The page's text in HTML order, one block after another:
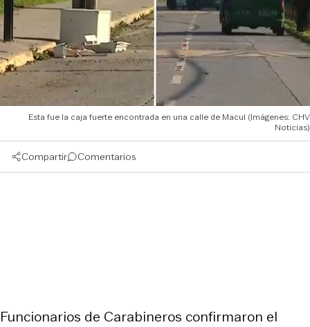
Esta fue la caja fuerte encontrada en una calle de Macul (Imágenes: CHV
Noticias)
Compartir Comentarios
Funcionarios de Carabineros confirmaron el